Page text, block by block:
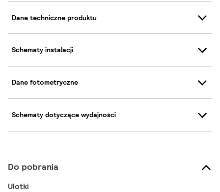
Dane techniczne produktu
Schematy instalacji
Dane fotometryczne
Schematy dotyczące wydajności
Do pobrania
Ulotki